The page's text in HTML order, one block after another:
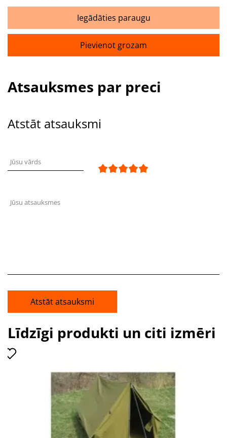
Iegādāties paraugu
Pievienot grozam
Atsauksmes par preci
Atstāt atsauksmi
Jūsu vārds
Jūsu atsauksmes
Atstāt atsauksmi
Līdzīgi produkti un citi izmēri